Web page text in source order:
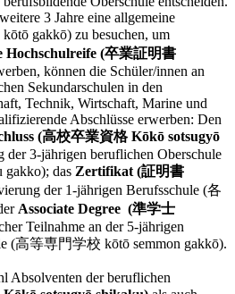
3 Jahre eine allgemeine
gakkō) zu besuchen, um
Hochschulreife (卒業証明書
können die Schüler/innen an
Sekundarschulen in den
Technik, Wirtschaft, Marine und
Abschlüsse erwerben: Den
(高校卒業資格 Kōkō sotsugyō
der 3-jährigen beruflichen Oberschule
das Zertifikat (証明書
der 1-jährigen Berufsschule (各
Associate Degree (準学士
Teilnahme an der 5-jährigen
(高等専門学校 kōtō semmon gakkō).
Absolventen der beruflichen